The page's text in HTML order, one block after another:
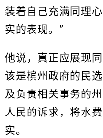
装着自己充满同理
实的表现。”
他说，真正应展现
该是槟州政府的民
及负责相关事务的
人民的诉求，将水
实。